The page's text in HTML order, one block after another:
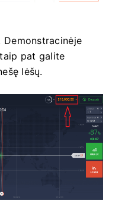
pat galite
lėšų.